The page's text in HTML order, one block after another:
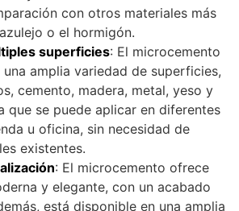
con otros materiales más
o el hormigón.
superficies: El microcemento
amplia variedad de superficies,
cemento, madera, metal, yeso y
que se puede aplicar en diferentes
u oficina, sin necesidad de
existentes.
: El microcemento ofrece
y elegante, con un acabado
está disponible en una amplia